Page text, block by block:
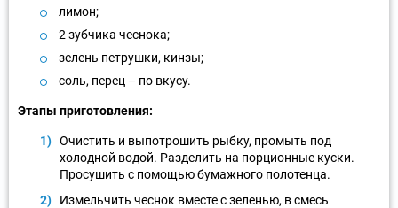
лимон;
2 зубчика чеснока;
зелень петрушки, кинзы;
соль, перец – по вкусу.
Этапы приготовления:
Очистить и выпотрошить рыбку, промыть под
холодной водой. Разделить на порционные куски.
Просушить с помощью бумажного полотенца.
Измельчить чеснок вместе с зеленью, в смесь